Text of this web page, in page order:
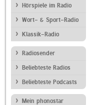
Hörspiele im Radio
Wort- & Sport-Radio
Klassik-Radio
Radiosender
Beliebteste Radios
Beliebteste Podcasts
Mein phonostar